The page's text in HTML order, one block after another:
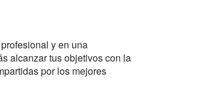
y en una
alcanzar tus objetivos con la
por los mejores